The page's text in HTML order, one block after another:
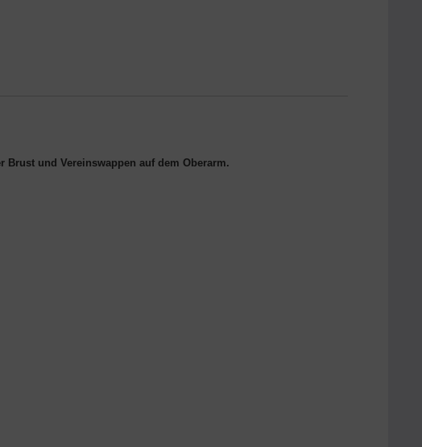
und Vereinswappen auf dem Oberarm.